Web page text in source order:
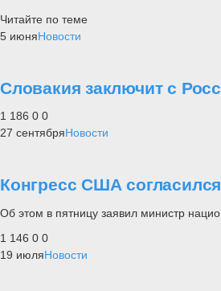
Читайте по теме
5 июняНовости
Словакия заключит с
1 186 0 0
27 сентябряНовости
Конгресс США
Об этом в пятницу заявил министр
1 146 0 0
19 июляНовости